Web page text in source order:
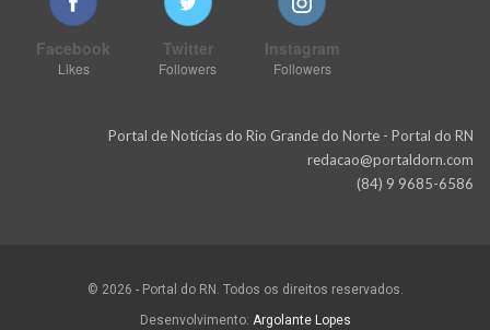
Facebook
Likes
Twitter
Followers
Instagram
Followers
Portal de Notícias do Rio Grande do Norte - Portal do RN
redacao@portaldorn.com
(84) 9 9685-6586
© 2026 - Portal do RN. Todos os direitos reservados.
Desenvolvimento: Argolante Lopes